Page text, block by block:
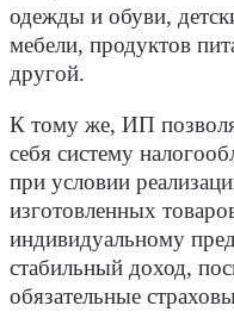
одежды и обуви,
мебели, продуктов
другой.
К тому же, ИП
себя систему
при условии
изготовленных
индивидуальному
стабильный доход,
обязательные